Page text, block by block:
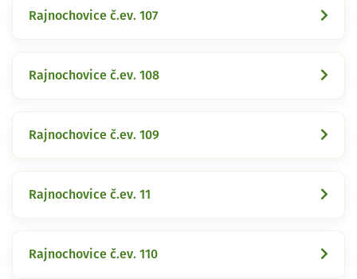
Rajnochovice č.ev. 107
Rajnochovice č.ev. 108
Rajnochovice č.ev. 109
Rajnochovice č.ev. 11
Rajnochovice č.ev. 110